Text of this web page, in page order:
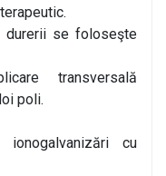
durerii se foloseşte
transversală
poli.
cu